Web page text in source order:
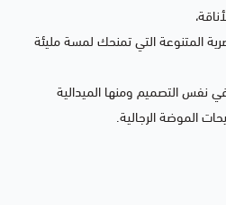
المتنوعة التي تمنحك لمسة مليئة
نفس التصميم ومنها الميدالية
الموضة الرجالية.